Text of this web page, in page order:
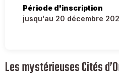
Période d'inscription
jusqu'au 20 décembre
Les mystérieuses Cités